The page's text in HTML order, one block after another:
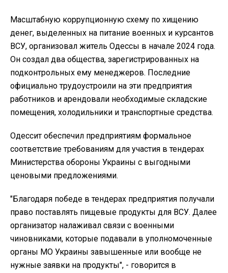
Масштабную коррупционную схему по хищению
денег, выделенных на питание военных и курсантов
ВСУ, организовал житель Одессы в начале 2024 года.
Он создал два общества, зарегистрированных на
подконтрольных ему менеджеров. Последние
официально трудоустроили на эти предприятия
работников и арендовали необходимые складские
помещения, холодильники и транспортные средства.
Одессит обеспечил предприятиям формальное
соответствие требованиям для участия в тендерах
Министерства обороны Украины с выгодными
ценовыми предложениями.
"Благодаря победе в тендерах предприятия получали
право поставлять пищевые продукты для ВСУ. Далее
организатор налаживал связи с военными
чиновниками, которые подавали в уполномоченные
органы МО Украины завышенные или вообще не
нужные заявки на продукты", - говорится в